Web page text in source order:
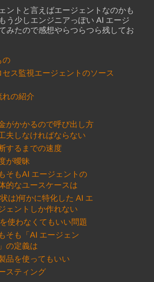
ントと言えばエージェントなのかも
う少しエンジニアっぽい AI エージ
みたので感想やらつらつら残してお
の
セス監視エージェントのソース
れの紹介
がかかるので呼び出し方
夫しなければならない
するまでの速度
が曖昧
そもAI エージェントの
的なユースケースは
は)何かに特化した AI エ
ェントしか作れない
使わなくてもいい問題
そも「AI エージェン
の定義は
品を使ってもいい
スティング